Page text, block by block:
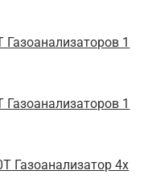
1
1
Газоанализатор 4х